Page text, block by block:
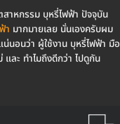
สาหกรรม บุหรี่ไฟฟ้า ปัจจุบัน
า มากมายเลย นั่นเองครับผม
น่นอนว่า ผู้ใช้งาน บุหรี่ไฟฟ้า มือ
ละ ทำไมถึงดีกว่า ไปดูกัน